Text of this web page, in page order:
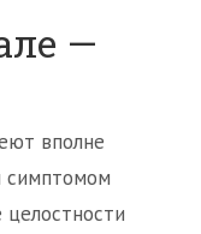
—
вполне
симптомом